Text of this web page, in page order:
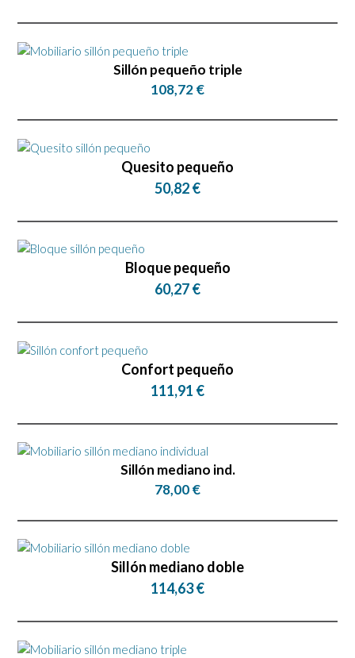
Sillón pequeño triple
108,72 €
Quesito pequeño
50,82 €
Bloque pequeño
60,27 €
Confort pequeño
111,91 €
Sillón mediano ind.
78,00 €
Sillón mediano doble
114,63 €